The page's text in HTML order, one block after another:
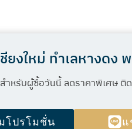
ยงใหม่ ทำเลหางดง
ำหรับผู้ซื้อวันนี้ ลดราคาพิเศษ ติ
โปรโมชั่น แ